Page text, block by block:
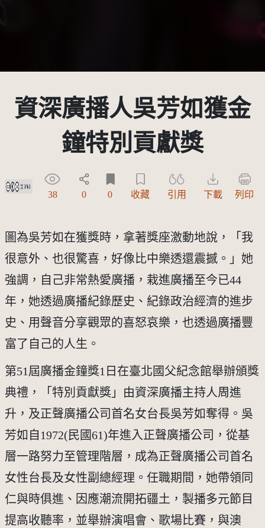
資深廣播人吳芳如獲金
鐘特別貢獻獎
創用CC姓名標示-禁止改作 3.0 台灣及其後版本(CC BY-ND 3.0 TW +)
38 0 0 收藏 引用 下載 列印
圖為吳芳如在獲獎時，拿著獎座激動地說，「我
很意外、也很驚喜，好像比中樂透還震撼。」她
強調，自己非常熱愛廣播，栽進廣播至今已44
年，她透過廣播紀錄歷史、紀錄政治經濟的進步
史、用聲音分享觀眾的喜怒哀樂，也透過廣播豐
富了自己的人生。
第51屆廣播金鐘獎1日在臺北國父紀念館舉辦頒獎
典禮，「特別貢獻獎」由資深廣播主持人周進
升，及正聲廣播公司首名女台長吳芳如奪得。吳
芳如自1972(民國61)年進入正聲廣播公司，從基
層一路努力至管理階層，成為正聲廣播公司首名
女性台長及女性副總經理。任職期間，她帶領同
仁與時俱進、因應潮流開拓疆土，製播多元節目
提高收聽率，並舉辦演唱會、歌場比賽，與澳